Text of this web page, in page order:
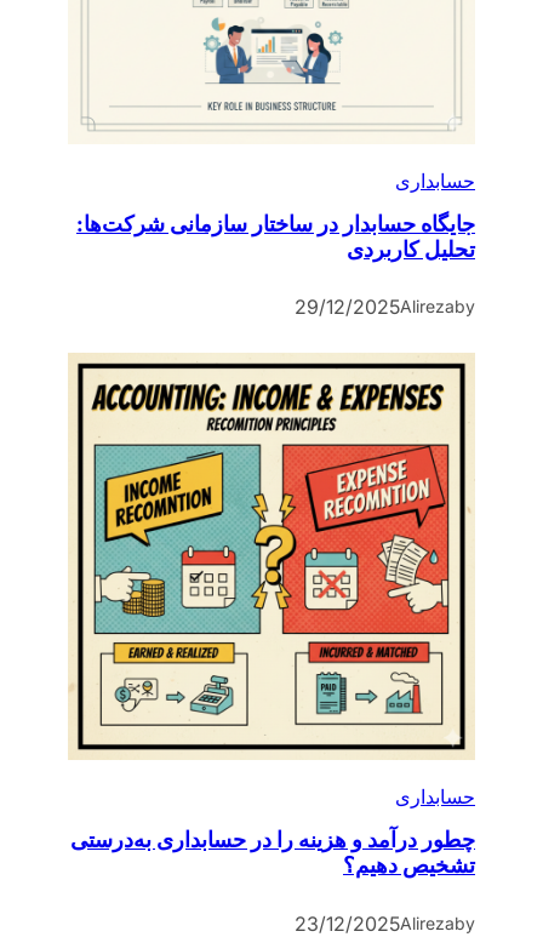
حسابداری
جایگاه حسابدار در ساختار سازمانی شرکت‌ها:
تحلیل کاربردی
by
Alireza
29/12/2025
حسابداری
چطور درآمد و هزینه را در حسابداری به‌درستی
تشخیص دهیم؟
by
Alireza
23/12/2025